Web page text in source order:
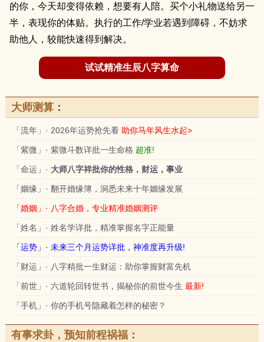
的你，今天却变得依赖，想要有人陪。买个小礼物送给另一
半，表现你的体贴。执行的工作/学业若遇到障碍，不妨求
助他人，较能快速得到解决。
试试精准生辰八字算命
大师测算：
「流年」· 2026年运势抢先看 助你马年风生水起>
「紫微」· 紫微斗数详批一生命格 超准!
「命运」· 大师八字祥批你的性格，财运，事业
「姻缘」· 翻开婚缘簿，洞悉未来十年姻缘发展
「婚姻」· 八字合婚，专业精准婚姻测评
「姓名」· 姓名学详批，精准掌握名字正能量
「运势」· 未来三个月运势详批，神准度再升级!
「财运」· 八字精批一生财运：助你掌握财富先机
「前世」· 六道轮回转世书，揭秘你的前世今生 最新!
「手机」· 你的手机号隐藏着怎样的秘密？
有事求卦，预知前程祸福：